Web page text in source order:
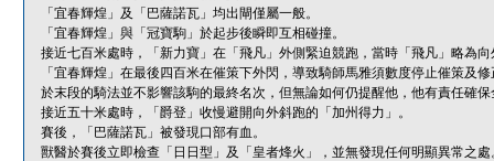
「宜春輝煌」及「巴薩諾瓦」均出閘僅屬一般。
「宜春輝煌」與「冠寶駒」於起步後瞬即互相碰撞。
接近七百米處時，「新力寶」在「飛凡」外側緊迫競跑，當時「飛凡」略為向
「宜春輝煌」在最後四百米在催策下外閃，導致騎師馬雅須數度停止催策及
於末段的騎法並不影響該駒的最終名次，但無論如何仍提醒他，他有責任確
接近五十米處時，「爵登」收慢避開向外斜跑的「加州得力」。
賽後，「巴薩諾瓦」被發現口部有血。
獸醫於賽後立即檢查「日日型」及「皇者烽火」，並無發現任何明顯異常之處